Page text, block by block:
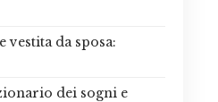
vestita da sposa:
dei sogni e